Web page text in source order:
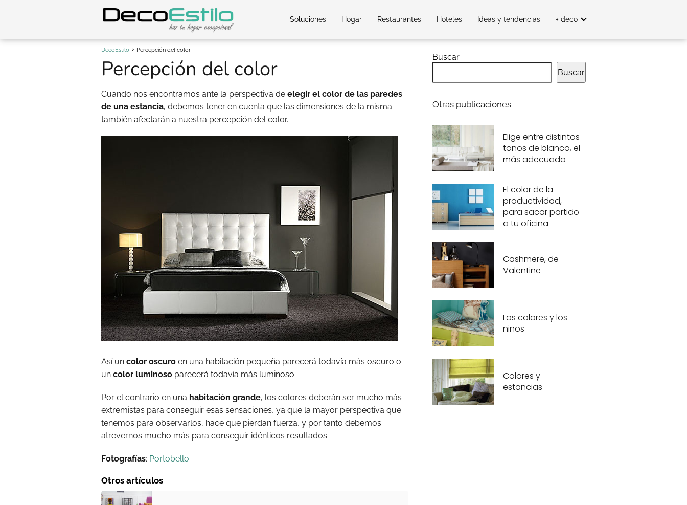
Soluciones Hogar Restaurantes Hoteles Ideas y tendencias + deco
DecoEstilo Percepción del color
Percepción del color
Cuando nos encontramos ante la perspectiva de elegir el color de las paredes
de una estancia, debemos tener en cuenta que las dimensiones de la misma
también afectarán a nuestra percepción del color.
Así un color oscuro en una habitación pequeña parecerá todavía más oscuro o
un color luminoso parecerá todavía más luminoso.
Por el contrario en una habitación grande, los colores deberán ser mucho más
extremistas para conseguir esas sensaciones, ya que la mayor perspectiva que
tenemos para observarlos, hace que pierdan fuerza, y por tanto debemos
atrevernos mucho más para conseguir idénticos resultados.
Fotografías: Portobello
Otros artículos
Buscar
Buscar
Otras publicaciones
Elige entre distintos
tonos de blanco, el
más adecuado
El color de la
productividad,
para sacar partido
a tu oficina
Cashmere, de
Valentine
Los colores y los
niños
Colores y
estancias